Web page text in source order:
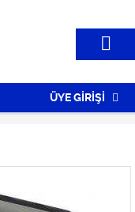
ÜYE GİRİŞİ